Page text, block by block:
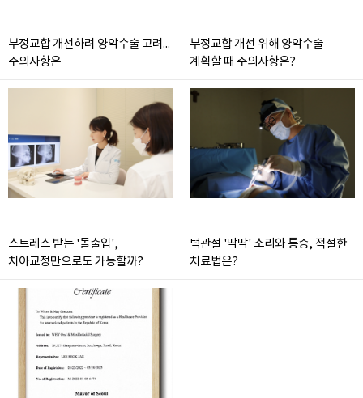
부정교합 개선하려 양악수술 고려...
주의사항은
부정교합 개선 위해 양악수술
계획할 때 주의사항은?
스트레스 받는 '돌출입',
치아교정만으로도 가능할까?
턱관절 '딱딱' 소리와 통증, 적절한
치료법은?